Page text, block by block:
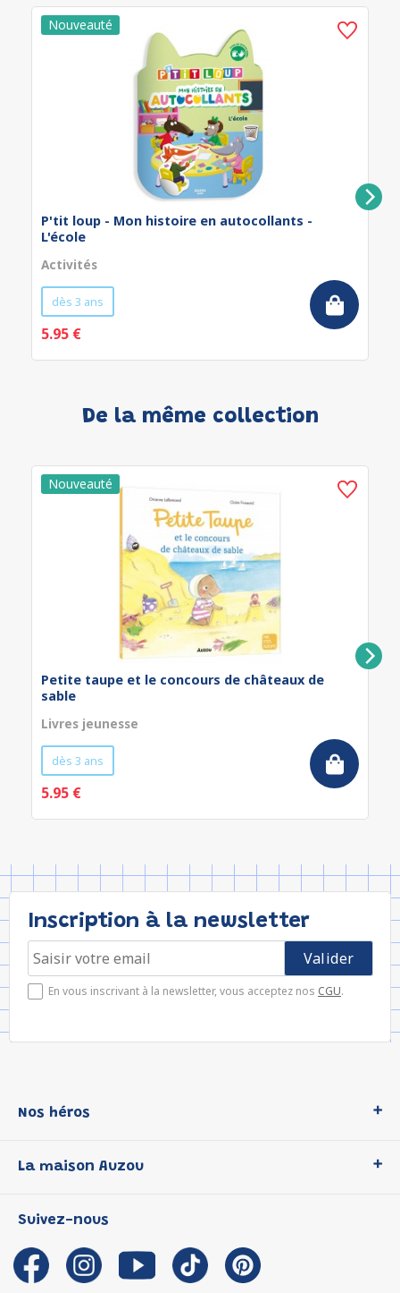
P'tit loup - Mon histoire en autocollants -
L'école
Activités
dès 3 ans
5.95 €
De la même collection
Petite taupe et le concours de châteaux de
sable
Livres jeunesse
dès 3 ans
5.95 €
Inscription à la newsletter
En vous inscrivant à la newsletter, vous acceptez nos CGU.
Nos héros
P'tit Loup
Les Influenceuses
Migali
Petite Taupe
La maison Auzou
Notre histoire
Auzou s'engage
Auteurs et illustrateurs Auzou
Suivez-nous